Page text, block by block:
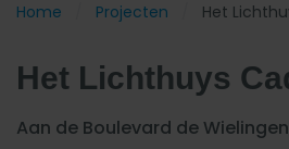
Home Projecten Het
Het Lichthuys
Aan de Boulevard de